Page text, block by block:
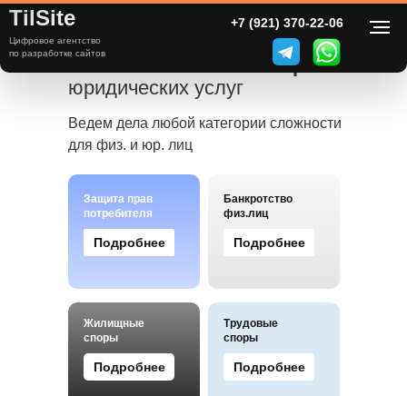
TilSite
Цифровое агентство
по разработке сайтов
+7 (921) 370-22-06
Оказываем весь спектр
юридических услуг
Ведем дела любой категории сложности
для физ. и юр. лиц
Защита прав
потребителя
Подробнее
Банкротство
физ.лиц
Подробнее
Жилищные
споры
Подробнее
Трудовые
споры
Подробнее